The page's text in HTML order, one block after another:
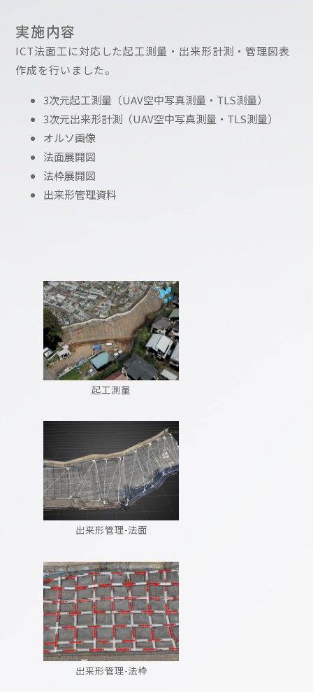
実施内容
ICT法面工に対応した起工測量・出来形計測・管理図表
作成を行いました。
3次元起工測量（UAV空中写真測量・TLS測量）
3次元出来形計測（UAV空中写真測量・TLS測量）
オルソ画像
法面展開図
法枠展開図
出来形管理資料
起工測量
出来形管理-法面
出来形管理-法枠